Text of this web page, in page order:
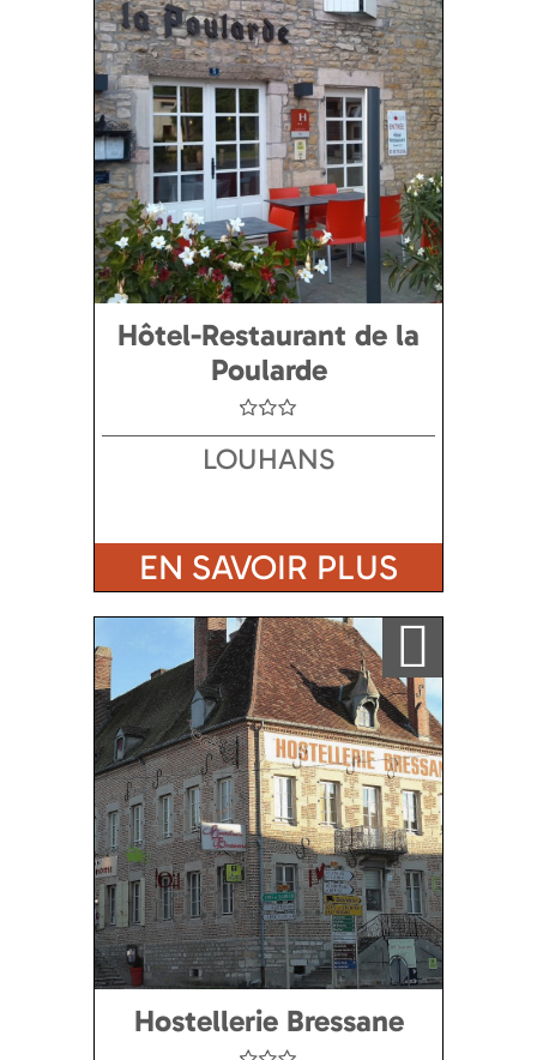
Hôtel-Restaurant de la
Poularde
LOUHANS
EN SAVOIR PLUS
Ajouter a ma sélection
Hostellerie Bressane